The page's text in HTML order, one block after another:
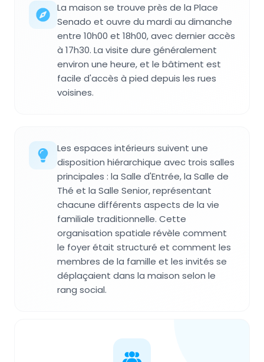
La maison se trouve près de la Place
Senado et ouvre du mardi au dimanche
entre 10h00 et 18h00, avec dernier accès
à 17h30. La visite dure généralement
environ une heure, et le bâtiment est
facile d'accès à pied depuis les rues
voisines.
Les espaces intérieurs suivent une
disposition hiérarchique avec trois salles
principales : la Salle d'Entrée, la Salle de
Thé et la Salle Senior, représentant
chacune différents aspects de la vie
familiale traditionnelle. Cette
organisation spatiale révèle comment
le foyer était structuré et comment les
membres de la famille et les invités se
déplaçaient dans la maison selon le
rang social.